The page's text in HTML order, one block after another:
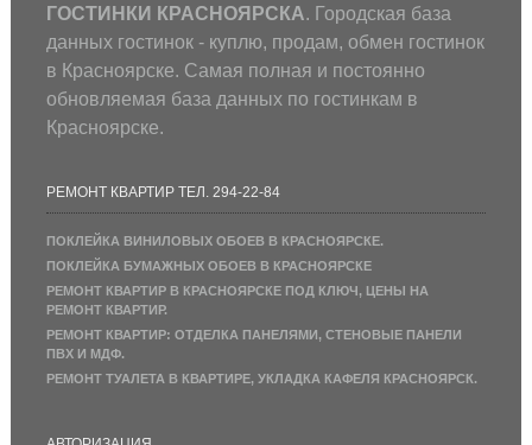
ГОСТИНКИ КРАСНОЯРСКА. Городская база
данных гостинок - куплю, продам, обмен гостинок
в Красноярске. Самая полная и постоянно
обновляемая база данных по гостинкам в
Красноярске.
РЕМОНТ КВАРТИР ТЕЛ. 294-22-84
ПОКЛЕЙКА ВИНИЛОВЫХ ОБОЕВ В КРАСНОЯРСКЕ.
ПОКЛЕЙКА БУМАЖНЫХ ОБОЕВ В КРАСНОЯРСКЕ
РЕМОНТ КВАРТИР В КРАСНОЯРСКЕ ПОД КЛЮЧ, ЦЕНЫ НА
РЕМОНТ КВАРТИР.
РЕМОНТ КВАРТИР: ОТДЕЛКА ПАНЕЛЯМИ, СТЕНОВЫЕ ПАНЕЛИ
ПВХ И МДФ.
РЕМОНТ ТУАЛЕТА В КВАРТИРЕ, УКЛАДКА КАФЕЛЯ КРАСНОЯРСК.